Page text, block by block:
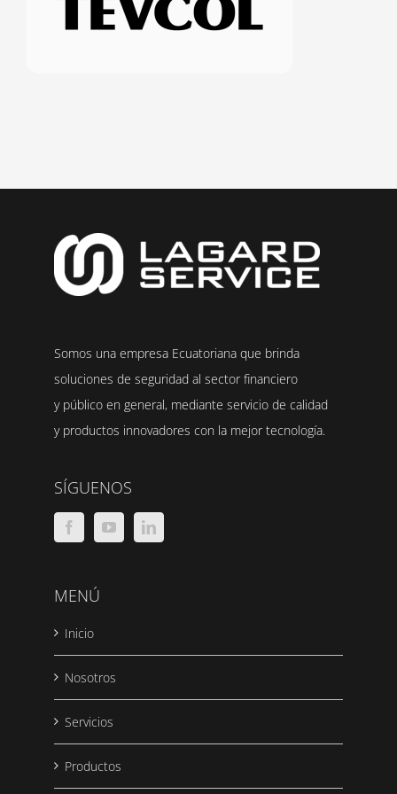
Somos una empresa Ecuatoriana que brinda
soluciones de seguridad al sector financiero
y público en general, mediante servicio de calidad
y productos innovadores con la mejor tecnología.
SÍGUENOS
MENÚ
Inicio
Nosotros
Servicios
Productos